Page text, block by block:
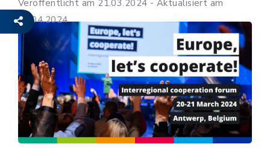
Veröffentlicht am 21.03.2024 - Aktualisiert am
24.04.2024